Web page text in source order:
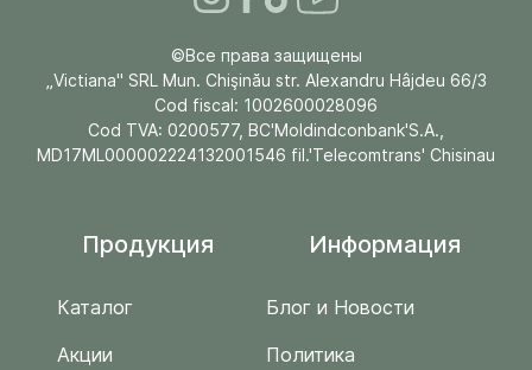
©Все права защищены
„Victiana" SRL Mun. Chişinău str. Alexandru Hâjdeu 66/3
Cod fiscal: 1002600028096
Cod TVA: 0200577, BC'Moldindconbank'S.A.,
MD17ML000002224132001546 fil.'Telecomtrans' Chisinau
Продукция
Каталог
Акции
Информация
Блог и Новости
Политика